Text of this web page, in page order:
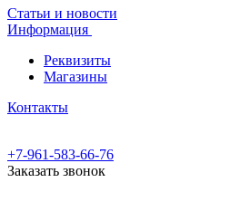
Статьи и новости
Информация
Реквизиты
Магазины
Контакты
+7-961-583-66-76
Заказать звонок